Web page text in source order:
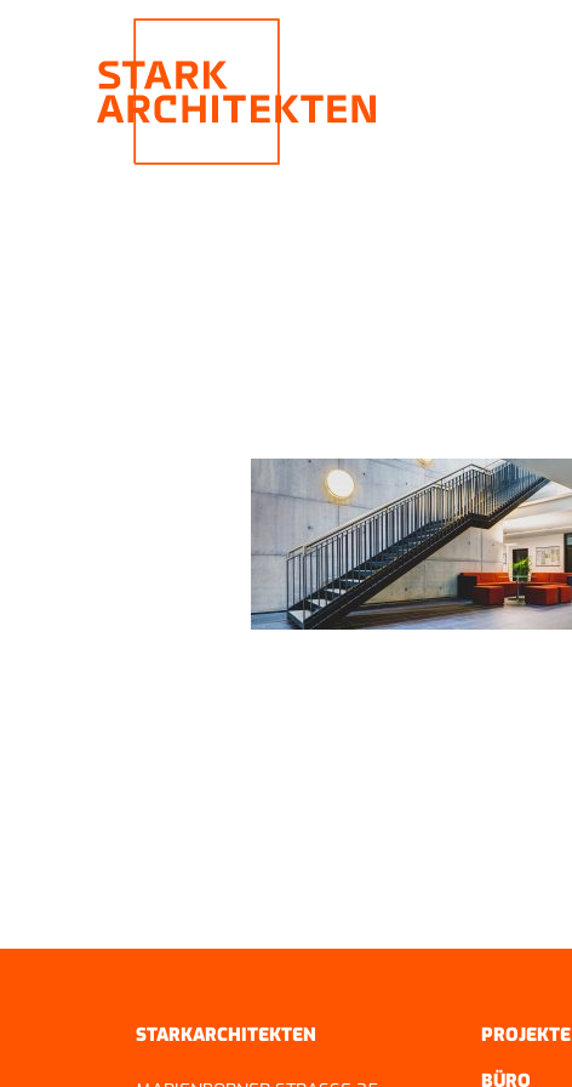
STARKARCHITEKTEN
PROJEKTE
BÜRO